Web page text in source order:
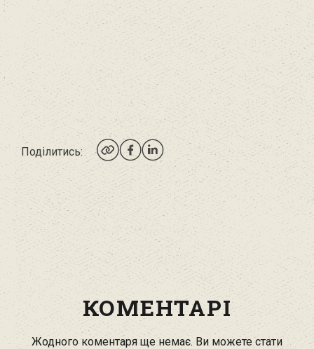
Поділитись:
КОМЕНТАРІ
Жодного коментаря ще немає. Ви можете стати